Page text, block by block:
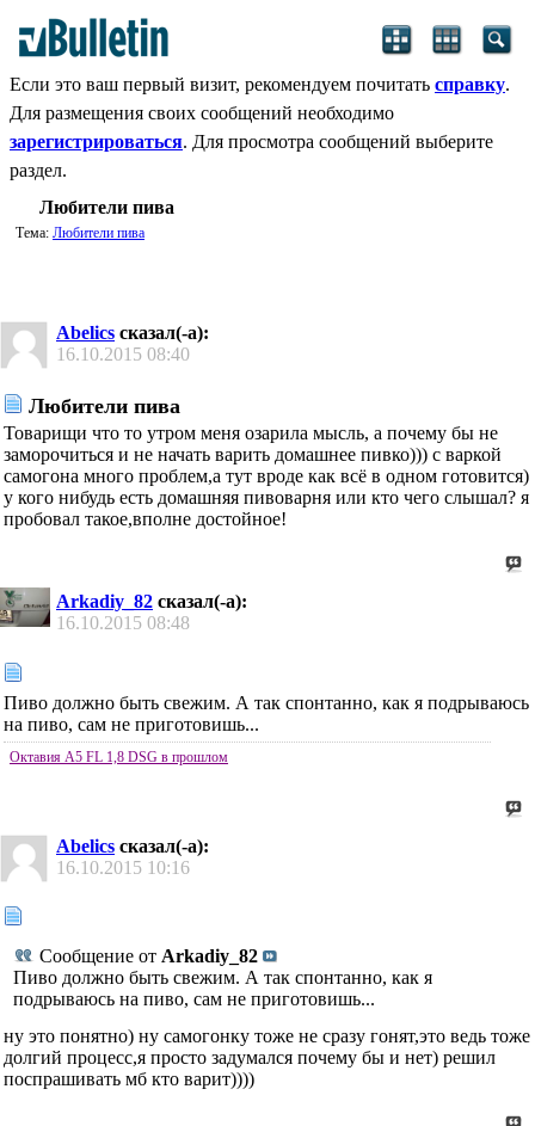
Если это ваш первый визит, рекомендуем почитать справку.
Для размещения своих сообщений необходимо
зарегистрироваться. Для просмотра сообщений выберите
раздел.
Любители пива
Тема: Любители пива
Abelics сказал(-а):
16.10.2015 08:40
Любители пива
Товарищи что то утром меня озарила мысль, а почему бы не
заморочиться и не начать варить домашнее пивко))) с варкой
самогона много проблем,а тут вроде как всё в одном готовится)
у кого нибудь есть домашняя пивоварня или кто чего слышал? я
пробовал такое,вполне достойное!
Arkadiy_82 сказал(-а):
16.10.2015 08:48
Пиво должно быть свежим. А так спонтанно, как я подрываюсь
на пиво, сам не приготовишь...
Октавия А5 FL 1,8 DSG в прошлом
Abelics сказал(-а):
16.10.2015 10:16
Сообщение от Arkadiy_82
Пиво должно быть свежим. А так спонтанно, как я
подрываюсь на пиво, сам не приготовишь...
ну это понятно) ну самогонку тоже не сразу гонят,это ведь тоже
долгий процесс,я просто задумался почему бы и нет) решил
поспрашивать мб кто варит))))